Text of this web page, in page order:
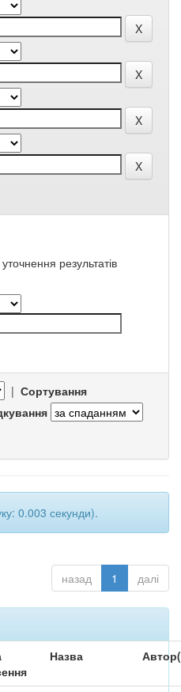
результатів
| Сортування
0.003 секунди).
назад 1 далі
Назва